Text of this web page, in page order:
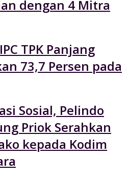
dengan 4 Mitra
TPK Panjang
73,7 Persen pada
Sosial, Pelindo
Priok Serahkan
kepada Kodim